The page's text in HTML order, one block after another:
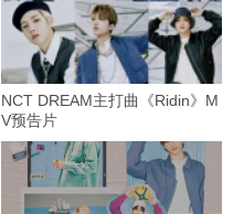
NCT DREAM主打曲《Ridin》M
V预告片